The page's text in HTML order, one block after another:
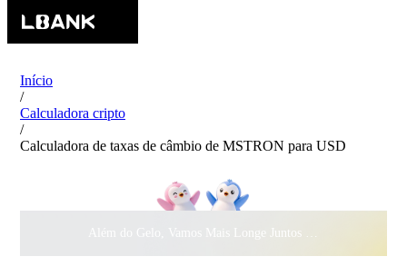
Início
/
Calculadora cripto
/
Calculadora de taxas de câmbio de MSTRON para USD
Além do Gelo, Vamos Mais Longe Juntos ·$500.000